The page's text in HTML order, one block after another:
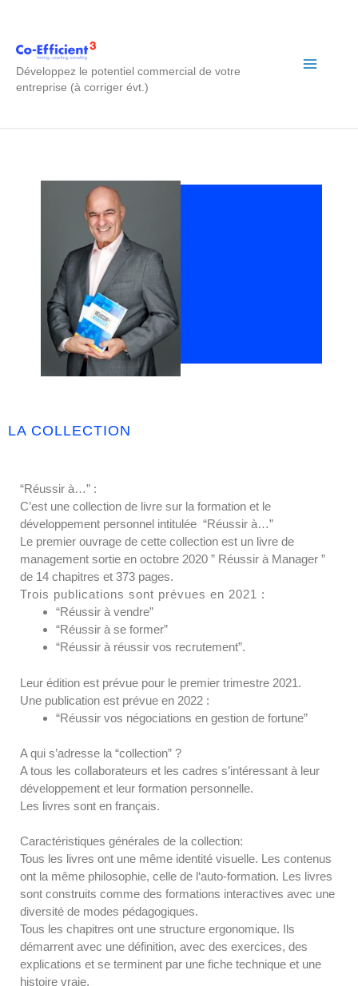
au
contenu
Développez le potentiel commercial de votre
entreprise (à corriger évt.)
LA COLLECTION
“Réussir à…” :
C’est une collection de livre sur la formation et le
développement personnel intitulée “Réussir à…”
Le premier ouvrage de cette collection est un livre de
management sortie en octobre 2020 ” Réussir à Manager ”
de 14 chapitres et 373 pages.
Trois publications sont prévues en 2021 :
“Réussir à vendre”
“Réussir à se former”
“Réussir à réussir vos recrutement”.
Leur édition est prévue pour le premier trimestre 2021.
Une publication est prévue en 2022 :
“Réussir vos négociations en gestion de fortune”
A qui s’adresse la “collection” ?
A tous les collaborateurs et les cadres s’intéressant à leur
développement et leur formation personnelle.
Les livres sont en français.
Caractéristiques générales de la collection:
Tous les livres ont une même identité visuelle. Les contenus
ont la même philosophie, celle de l‘auto-formation. Les livres
sont construits comme des formations interactives avec une
diversité de modes pédagogiques.
Tous les chapitres ont une structure ergonomique. Ils
démarrent avec une définition, avec des exercices, des
explications et se terminent par une fiche technique et une
histoire vraie.